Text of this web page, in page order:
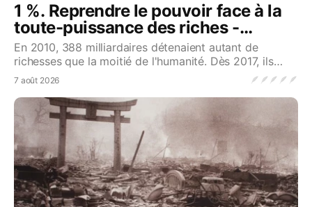
1 %. Reprendre le pouvoir face à la
toute-puissance des riches -
Vandana Shiva
En 2010, 388 milliardaires détenaient autant de
richesses que la moitié de l'humanité. Dès 2017, ils
n'étaient plus que 8...Source
7 août 2026 🪶 🪶 🪶 🪶 🪶